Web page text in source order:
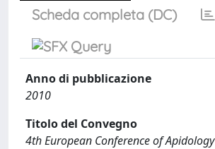
Scheda completa (DC)
Anno di pubblicazione
2010
Titolo del Convegno
4th European Conference of Apidology